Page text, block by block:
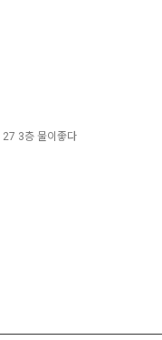
3층 물이좋다